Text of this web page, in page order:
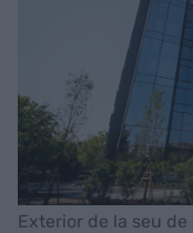
Exterior de la seu